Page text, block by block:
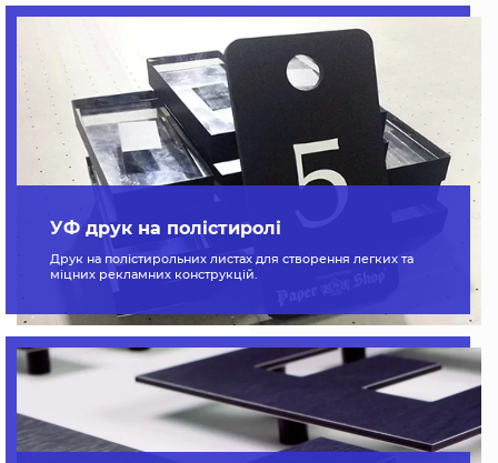
УФ друк на полістиролі
Друк на полістирольних листах для створення легких та
міцних рекламних конструкцій.